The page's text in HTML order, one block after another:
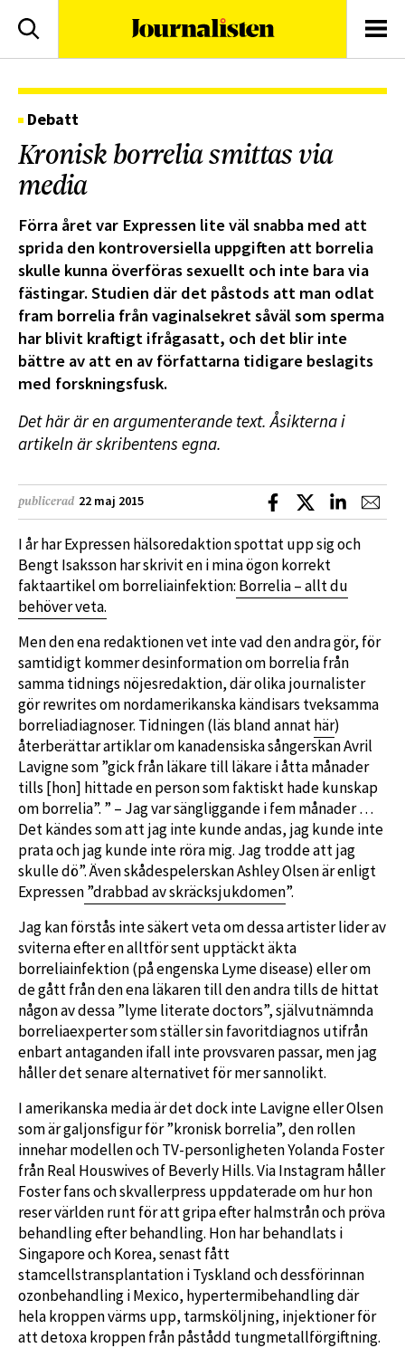
Sök
Debatt
Kronisk borrelia smittas via
media
Förra året var Expressen lite väl snabba med att
sprida den kontroversiella uppgiften att borrelia
skulle kunna överföras sexuellt och inte bara via
fästingar. Studien där det påstods att man odlat
fram borrelia från vaginalsekret såväl som sperma
har blivit kraftigt ifrågasatt, och det blir inte
bättre av att en av författarna tidigare beslagits
med forskningsfusk.
Det här är en argumenterande text. Åsikterna i
artikeln är skribentens egna.
publicerad 22 maj 2015 Dela på Facebook
Dela på XDela på
I år har Expressen hälsoredaktion spottat upp sig och
Bengt Isaksson har skrivit en i mina ögon korrekt
faktaartikel om borreliainfektion: Borrelia – allt du
behöver veta.
Men den ena redaktionen vet inte vad den andra gör, för
samtidigt kommer desinformation om borrelia från
samma tidnings nöjesredaktion, där olika journalister
gör rewrites om nordamerikanska kändisars tveksamma
borreliadiagnoser. Tidningen (läs bland annathär)
återberättar artiklar om kanadensiska sångerskan Avril
Lavigne som ”gick från läkare till läkare i åtta månader
tills [hon] hittade en person som faktiskt hade kunskap
om borrelia”. ” – Jag var sängliggande i fem månader …
Det kändes som att jag inte kunde andas, jag kunde inte
prata och jag kunde inte röra mig. Jag trodde att jag
skulle dö”. Även skådespelerskan Ashley Olsen är enligt
Expressen”drabbad av skräcksjukdomen”.
Jag kan förstås inte säkert veta om dessa artister lider av
sviterna efter en alltför sent upptäckt äkta
borreliainfektion (på engenska Lyme disease) eller om
de gått från den ena läkaren till den andra tills de hittat
någon av dessa ”lyme literate doctors”, självutnämnda
borreliaexperter som ställer sin favoritdiagnos utifrån
enbart antaganden ifall inte provsvaren passar, men jag
håller det senare alternativet för mer sannolikt.
I amerikanska media är det dock inte Lavigne eller Olsen
som är galjonsfigur för ”kronisk borrelia”, den rollen
innehar modellen och TV-personligheten Yolanda Foster
från Real Houswives of Beverly Hills. Via Instagram håller
Foster fans och skvallerpress uppdaterade om hur hon
reser världen runt för att gripa efter halmstrån och pröva
behandling efter behandling. Hon har behandlats i
Singapore och Korea, senast fått
stamcellstransplantation i Tyskland och dessförinnan
ozonbehandling i Mexico, hypertermibehandling där
hela kroppen värms upp, tarmsköljning, injektioner för
att detoxa kroppen från påstådd tungmetallförgiftning.